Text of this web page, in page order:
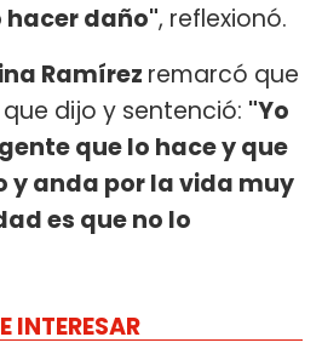
hacer daño", reflexionó.
Ramírez remarcó que
dijo y sentenció: "Yo
que lo hace y que
y anda por la vida muy
es que no lo
INTERESAR